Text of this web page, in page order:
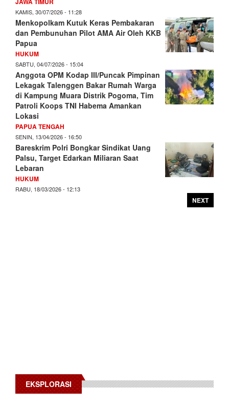
KAMIS, 30/07/2026 - 11:28
Menkopolkam Kutuk Keras Pembakaran
dan Pembunuhan Pilot AMA Air Oleh KKB
Papua
HUKUM
SABTU, 04/07/2026 - 15:04
Anggota OPM Kodap III/Puncak Pimpinan
Lekagak Talenggen Bakar Rumah Warga
di Kampung Muara Distrik Pogoma, Tim
Patroli Koops TNI Habema Amankan
Lokasi
PAPUA TENGAH
SENIN, 13/04/2026 - 16:50
Bareskrim Polri Bongkar Sindikat Uang
Palsu, Target Edarkan Miliaran Saat
Lebaran
HUKUM
RABU, 18/03/2026 - 12:13
NEXT
EKSPLORASI